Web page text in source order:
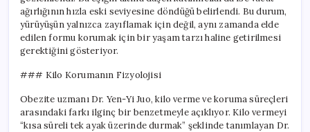
ağırlığının hızla eski seviyesine döndüğü belirlendi. Bu durum,
yürüyüşün yalnızca zayıflamak için değil, aynı zamanda elde
edilen formu korumak için bir yaşam tarzı haline getirilmesi
gerektiğini gösteriyor.
### Kilo Korumanın Fizyolojisi
Obezite uzmanı Dr. Yen-Yi Juo, kilo verme ve koruma süreçleri
arasındaki farkı ilginç bir benzetmeyle açıklıyor. Kilo vermeyi
“kısa süreli tek ayak üzerinde durmak” şeklinde tanımlayan Dr.